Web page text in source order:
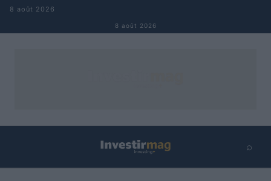
Aller au contenu
8 août 2026
8 août 2026
⌕